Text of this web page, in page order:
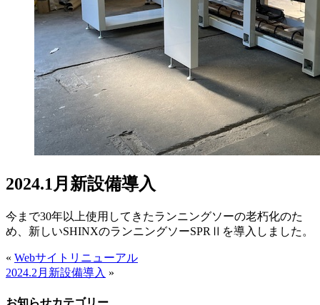
2024.1月新設備導入
今まで30年以上使用してきたランニングソーの老朽化のた
め、新しいSHINXのランニングソーSPRⅡを導入しました。
« Webサイトリニューアル
2024.2月新設備導入 »
お知らせカテゴリー